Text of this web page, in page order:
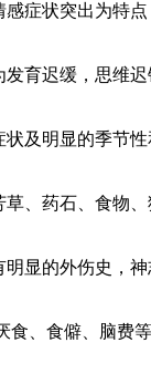
状突出为特
迟缓，思维
明显的季节
药石、食物、
的外伤史，
、食僻、脑费等